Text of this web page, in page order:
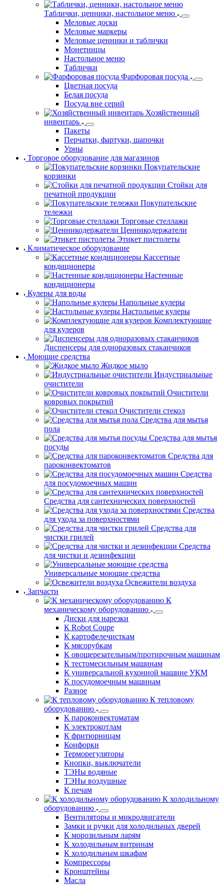
Таблички, ценники, настольное меню
Меловые доски
Меловые маркеры
Меловые ценники и таблички
Монетницы
Настольное меню
Таблички
Фарфоровая посуда
Цветная посуда
Белая посуда
Посуда вне серий
Хозяйственный
инвентарь
Пакеты
Перчатки, фартуки, шапочки
Урны
Торговое оборудование для магазинов
Покупательские
корзинки
Стойки для
печатной продукции
Покупательские
тележки
Торговые стеллажи
Ценникодержатели
Этикет пистолеты
Климатическое оборудование
Кассетные
кондиционеры
Настенные
кондиционеры
Кулеры для воды
Напольные кулеры
Настольные кулеры
Комплектующие
для кулеров
Диспенсеры для одноразовых стаканчиков
Моющие средства
Жидкое мыло
Индустриальные
очистители
Очистители
ковровых покрытий
Очистители стекол
Средства для мытья
пола
Средства для мытья
посуды
Средства для
пароконвектоматов
Средства
для посудомоечных машин
Средства для сантехнических поверхностей
Средства
для ухода за поверхностями
Средства для
чистки грилей
Средства
для чистки и дезинфекции
Универсальные моющие средства
Освежители воздуха
Запчасти
К
механическому оборудованию
Диски для нарезки
К Robot Coupe
К картофелечисткам
К мясорубкам
К овощерезательным/протирочным машинам
К тестомесильным машинам
К универсальной кухонной машине УКМ
К посудомоечным машинам
Разное
К тепловому
оборудованию
К пароконвектоматам
К электрокотлам
К фритюрницам
Конфорки
Терморегуляторы
Кнопки, выключатели
ТЭНы водяные
ТЭНы воздушные
К печам
К холодильному
оборудованию
Вентиляторы и микродвигатели
Замки и ручки для холодильных дверей
К морозильным ларям
К холодильным витринам
К холодильным шкафам
Компрессоры
Кронштейны
Масла